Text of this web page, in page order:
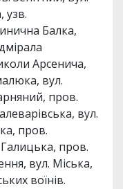
узв.
Балка,
Арсенича,
вул.
пров.
вул.
пров.
пров.
вул. Міська,
воїнів.